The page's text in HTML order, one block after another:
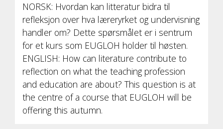
NORSK: Hvordan kan litteratur bidra til
refleksjon over hva læreryrket og undervisning
handler om? Dette spørsmålet er i sentrum
for et kurs som EUGLOH holder til høsten.
ENGLISH: How can literature contribute to
reflection on what the teaching profession
and education are about? This question is at
the centre of a course that EUGLOH will be
offering this autumn.